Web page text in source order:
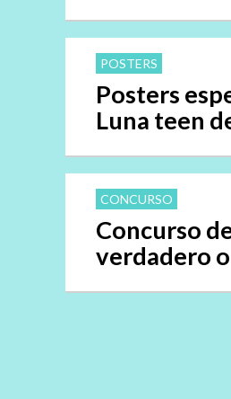
POSTERS
Posters
Luna teen
CONCURSO
Concurso
verdadero